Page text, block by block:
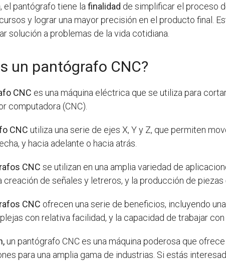
el pantógrafo tiene lafinalidad de simplificar el proceso
y lograr una mayor precisión en el producto final.
solución a problemas de la vida cotidiana.
un pantógrafo CNC?
CNC es una máquina eléctrica que se utiliza para
computadora (CNC).
CNC utiliza una serie de ejes X, Y y Z, que permiten
y hacia adelante o hacia atrás.
CNC se utilizan en una amplia variedad de
creación de señales y letreros, y la producción de piezas
CNC ofrecen una serie de beneficios, incluyendo
con relativa facilidad, y la capacidad de trabajar
un pantógrafo CNC es una máquina poderosa que
para una amplia gama de industrias. Si estás